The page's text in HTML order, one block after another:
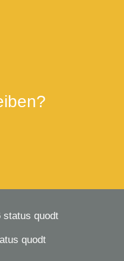
status quodt
quodt